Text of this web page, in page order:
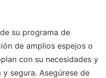
su programa de
de amplios espejos o
con su necesidades y
segura. Asegúrese de